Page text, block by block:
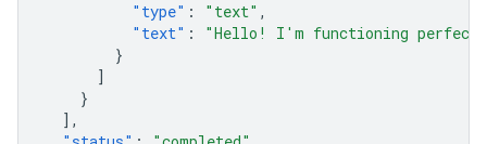
"type" : "text" ,
"text" :
"Hello! I'm functioning
}
]
}
],